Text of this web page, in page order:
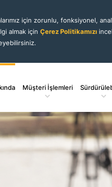
için zorunlu, fonksiyonel,
almak için Çerez Politikamızı
Müşteri İşlemleri